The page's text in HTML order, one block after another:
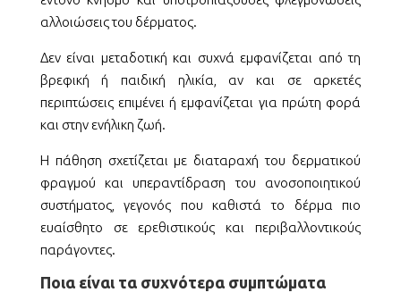
αλλοιώσεις του δέρματος.
Δεν είναι μεταδοτική και συχνά εμφανίζεται από τη
βρεφική ή παιδική ηλικία, αν και σε αρκετές
περιπτώσεις επιμένει ή εμφανίζεται για πρώτη φορά
και στην ενήλικη ζωή.
Η πάθηση σχετίζεται με διαταραχή του δερματικού
φραγμού και υπεραντίδραση του ανοσοποιητικού
συστήματος, γεγονός που καθιστά το δέρμα πιο
ευαίσθητο σε ερεθιστικούς και περιβαλλοντικούς
παράγοντες.
Ποια είναι τα συχνότερα συμπτώματα